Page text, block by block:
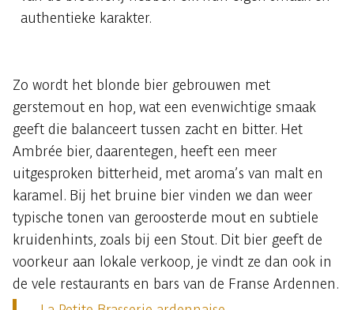
authentieke karakter.
Zo wordt het blonde bier gebrouwen met
gerstemout en hop, wat een evenwichtige smaak
geeft die balanceert tussen zacht en bitter. Het
Ambrée bier, daarentegen, heeft een meer
uitgesproken bitterheid, met aroma’s van malt en
karamel. Bij het bruine bier vinden we dan weer
typische tonen van geroosterde mout en subtiele
kruidenhints, zoals bij een Stout. Dit bier geeft de
voorkeur aan lokale verkoop, je vindt ze dan ook in
de vele restaurants en bars van de Franse Ardennen.